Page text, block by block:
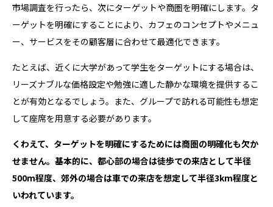
市場調査を行ったら、次にターゲットや商圏を明確にします。タ
ーゲットを明確にすることにより、カフェのコンセプトやメニュ
ー、サービスをその顧客層に合わせて最適化できます。
たとえば、近くに大学があって学生をターゲットにする場合は、
リーズナブルな価格設定や勉強に適した静かな環境を提供するこ
とが有効となるでしょう。また、グループで訪れる可能性も想定
して座席を用意する必要があります。
くわえて、ターゲットを明確にするためには商圏の明確化も欠か
せません。基本的に、都心部の場合は徒歩での来店として半径
500m程度、郊外の場合は車での来店を想定して半径3km程度と
いわれています。